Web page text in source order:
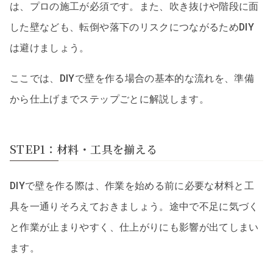
は、プロの施工が必須です。また、吹き抜けや階段に面
した壁なども、転倒や落下のリスクにつながるためDIY
は避けましょう。
ここでは、DIYで壁を作る場合の基本的な流れを、準備
から仕上げまでステップごとに解説します。
STEP1：材料・工具を揃える
DIYで壁を作る際は、作業を始める前に必要な材料と工
具を一通りそろえておきましょう。途中で不足に気づく
と作業が止まりやすく、仕上がりにも影響が出てしまい
ます。